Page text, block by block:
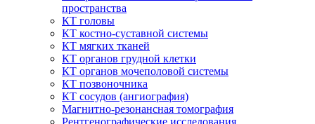
пространства
КТ головы
КТ костно-суставной системы
КТ мягких тканей
КТ органов грудной клетки
КТ органов мочеполовой системы
КТ позвоночника
КТ сосудов (ангиография)
Магнитно-резонансная томография
Рентгенографические исследования